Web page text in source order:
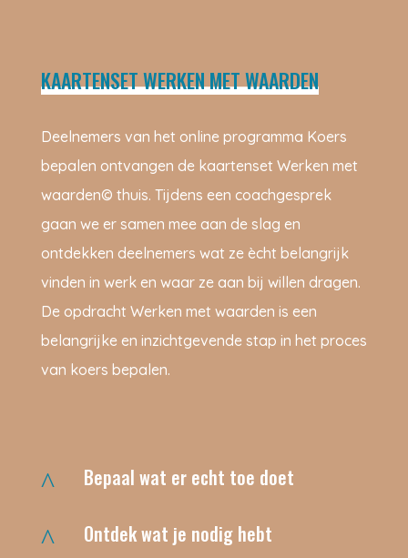
KAARTENSET WERKEN MET WAARDEN
Deelnemers van het online programma Koers
bepalen ontvangen de kaartenset Werken met
waarden© thuis. Tijdens een coachgesprek
gaan we er samen mee aan de slag en
ontdekken deelnemers wat ze ècht belangrijk
vinden in werk en waar ze aan bij willen dragen.
De opdracht Werken met waarden is een
belangrijke en inzichtgevende stap in het proces
van koers bepalen.
^ Bepaal wat er echt toe doet
^ Ontdek wat je nodig hebt